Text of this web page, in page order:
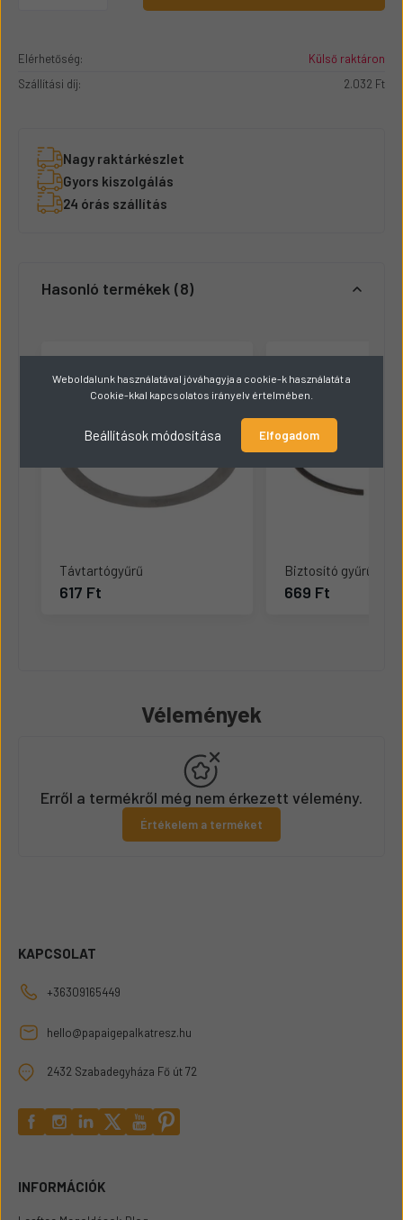
Elérhetőség:
Külső raktáron
Szállítási díj:
2.032 Ft
Nagy raktárkészlet
Gyors kiszolgálás
24 órás szállítás
Hasonló termékek 8
Távtartógyűrű
617 Ft
Biztosító gyűrű
669 Ft
Vélemények
Erről a termékről még nem érkezett vélemény.
Értékelem a terméket
KAPCSOLAT
+36309165449
hello@papaigepalkatresz.hu
2432 Szabadegyháza Fő út 72
INFORMÁCIÓK
Weboldalunk használatával jóváhagyja a cookie-k használatát a
Cookie-kkal kapcsolatos irányelv értelmében.
Beállítások módosítása Elfogadom